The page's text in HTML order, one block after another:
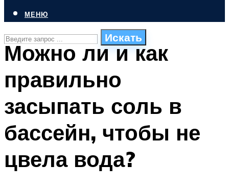
Искать
ПЛАВАНЬЕ ДЛЯ ДЕТЕЙ
БАССЕЙН ДЛЯ ДОМА
ОЧИСТКА БАССЕЙНОВ
МЕНЮ
МЕНЮ
Можно ли и как
правильно
засыпать соль в
бассейн, чтобы не
цвела вода?